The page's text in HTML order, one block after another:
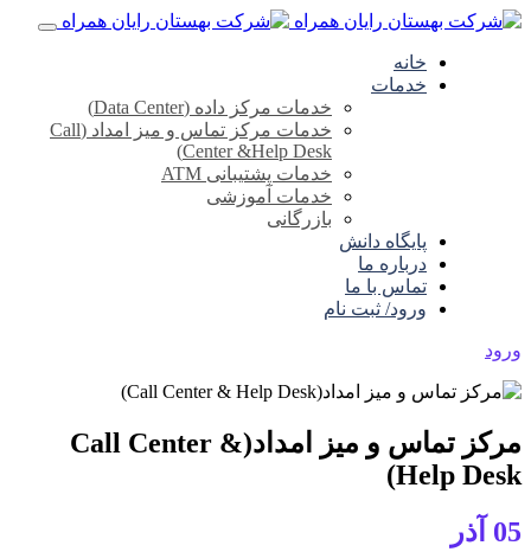
خانه
خدمات
خدمات مرکز داده (Data Center)
خدمات مرکز تماس و میز امداد (Call
Center &Help Desk)
خدمات پشتیبانی ATM
خدمات آموزشی
بازرگانی
پایگاه دانش
درباره ما
تماس با ما
ورود/ ثبت نام
ورود
مرکز تماس و میز امداد(Call Center &
Help Desk)
05 آذر